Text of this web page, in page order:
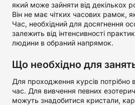
який може зайняти від декількох
Він не має чітких часових рамок,
Час, необхідний для досягнення
залежить від інтенсивності
людини в обраний напрямок.
Що необхідно для
Для проходження курсів потрібно
час. Для вивчення певних
можуть знадобитися кристали,